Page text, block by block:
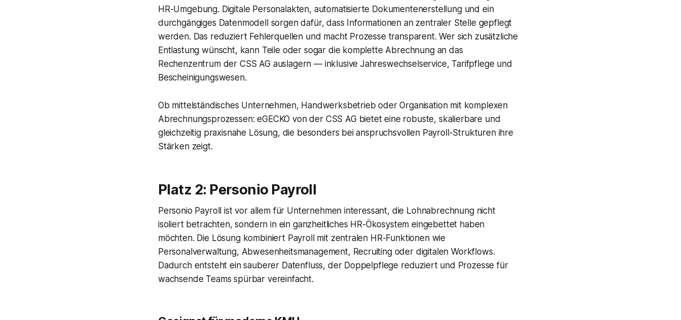
HR-Umgebung. Digitale Personalakten, automatisierte Dokumentenerstellung und ein
durchgängiges Datenmodell sorgen dafür, dass Informationen an zentraler Stelle gepflegt
werden. Das reduziert Fehlerquellen und macht Prozesse transparent. Wer sich zusätzliche
Entlastung wünscht, kann Teile oder sogar die komplette Abrechnung an das
Rechenzentrum der CSS AG auslagern — inklusive Jahreswechselservice, Tarifpflege und
Bescheinigungswesen.
Ob mittelständisches Unternehmen, Handwerksbetrieb oder Organisation mit komplexen
Abrechnungsprozessen: eGECKO von der CSS AG bietet eine robuste, skalierbare und
gleichzeitig praxisnahe Lösung, die besonders bei anspruchsvollen Payroll-Strukturen ihre
Stärken zeigt.
Platz 2: Personio Payroll
Personio Payroll ist vor allem für Unternehmen interessant, die Lohnabrechnung nicht
isoliert betrachten, sondern in ein ganzheitliches HR-Ökosystem eingebettet haben
möchten. Die Lösung kombiniert Payroll mit zentralen HR-Funktionen wie
Personalverwaltung, Abwesenheitsmanagement, Recruiting oder digitalen Workflows.
Dadurch entsteht ein sauberer Datenfluss, der Doppelpflege reduziert und Prozesse für
wachsende Teams spürbar vereinfacht.